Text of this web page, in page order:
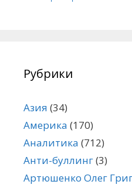
Рубрики
Азия (34)
Америка (170)
Аналитика (712)
Анти-буллинг(3)
Артюшенко Олег